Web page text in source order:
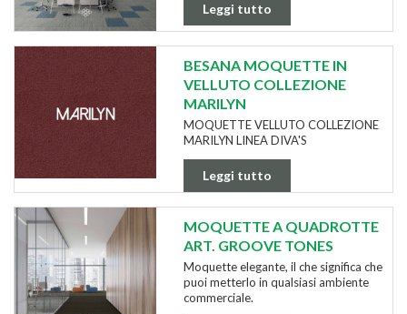
Leggi tutto
BESANA MOQUETTE IN
VELLUTO COLLEZIONE
MARILYN
MOQUETTE VELLUTO COLLEZIONE
MARILYN LINEA DIVA'S
Leggi tutto
MOQUETTE A QUADROTTE
ART. GROOVE TONES
Moquette elegante, il che significa che
puoi metterlo in qualsiasi ambiente
commerciale.